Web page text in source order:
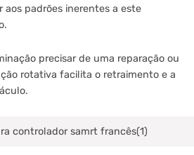
padrões inerentes a este
precisar de uma reparação ou
rotativa facilita o retraimento e a